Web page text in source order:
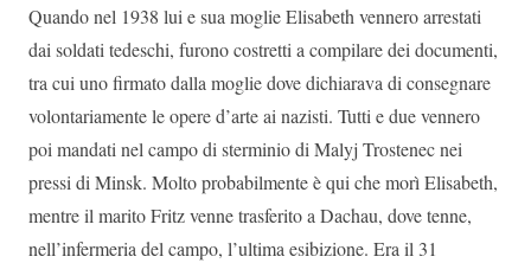
Quando nel 1938 lui e sua moglie Elisabeth vennero arrestati
dai soldati tedeschi, furono costretti a compilare dei documenti,
tra cui uno firmato dalla moglie dove dichiarava di consegnare
volontariamente le opere d’arte ai nazisti. Tutti e due vennero
poi mandati nel campo di sterminio di Malyj Trostenec nei
pressi di Minsk. Molto probabilmente è qui che morì Elisabeth,
mentre il marito Fritz venne trasferito a Dachau, dove tenne,
nell’infermeria del campo, l’ultima esibizione. Era il 31